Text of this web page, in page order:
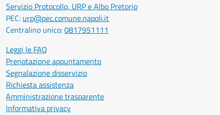
Servizio Protocollo, URP e Albo Pretorio
PEC: urp@pec.comune.napoli.it
Centralino unico:0817951111
Leggi le FAQ
Prenotazione appuntamento
Segnalazione disservizio
Richiesta assistenza
Amministrazione trasparente
Informativa privacy